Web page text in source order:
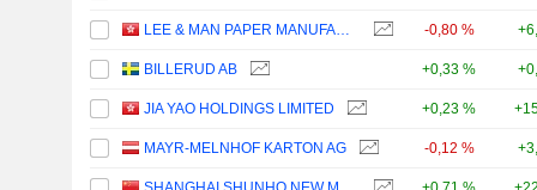
LEE & MAN PAPER MANUFACTURING LIMITED -0,80 %
BILLERUD AB +0,33 %
JIA YAO HOLDINGS LIMITED +0,23 %
MAYR-MELNHOF KARTON AG -0,12 %